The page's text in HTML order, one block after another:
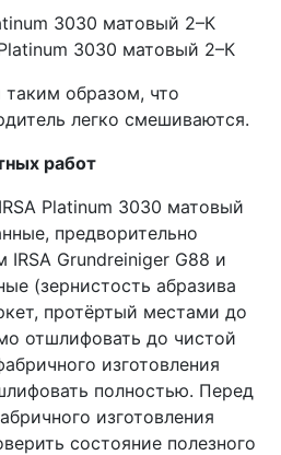
3030 матовый 2–К
3030 матовый 2–К
образом, что
легко смешиваются.
работ
Platinum 3030 матовый
предворительно
Grundreiniger G88 и
(зернистость абразива
протёртый местами до
отшлифовать до чистой
изготовления
полностью. Перед
изготовления
состояние полезного